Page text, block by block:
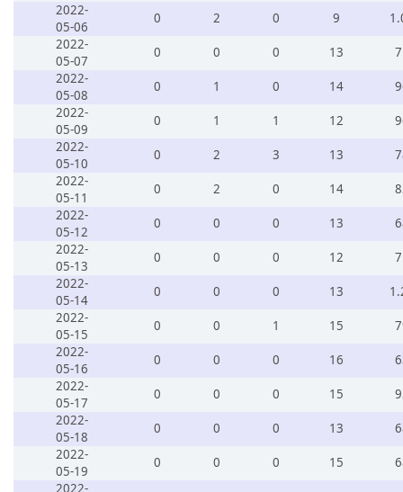
2022-
05-06
0 2 0 9
2022-
05-07
0 0 0 13
2022-
05-08
0 1 0 14
2022-
05-09
0 1 1 12
2022-
05-10
0 2 3 13
2022-
05-11
0 2 0 14
2022-
05-12
0 0 0 13
2022-
05-13
0 0 0 12
2022-
05-14
0 0 0 13
2022-
05-15
0 0 1 15
2022-
05-16
0 0 0 16
2022-
05-17
0 0 0 15
2022-
05-18
0 0 0 13
2022-
05-19
0 0 0 15
2022-